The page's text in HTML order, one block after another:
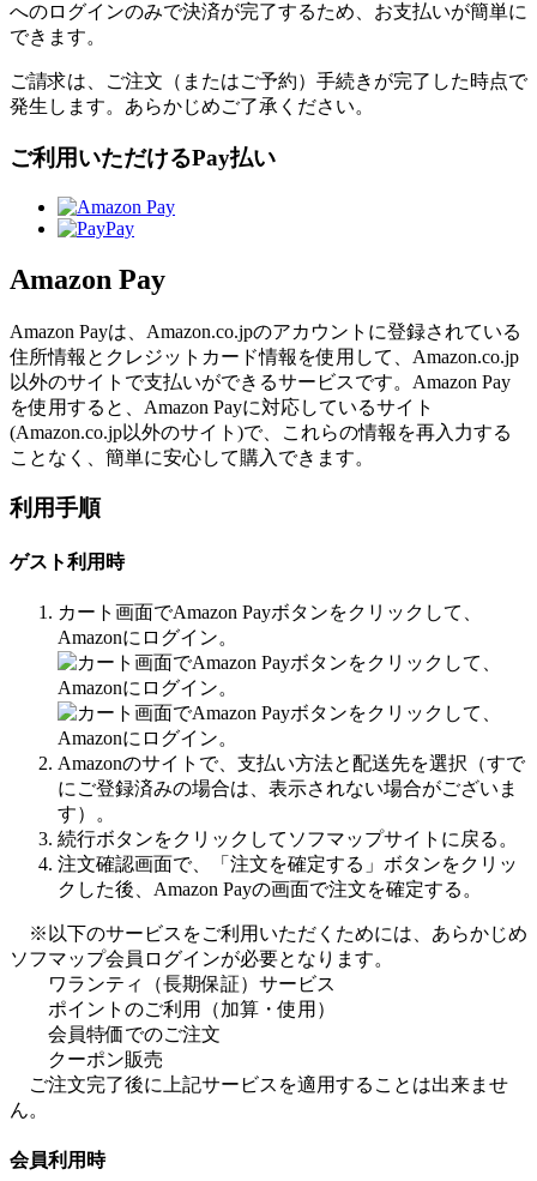
へのログインのみで決済が完了するため、お支払いが簡単に
できます。
ご請求は、ご注文（またはご予約）手続きが完了した時点で
発生します。あらかじめご了承ください。
ご利用いただけるPay払い
Amazon Pay
Amazon Payは、Amazon.co.jpのアカウントに登録されている
住所情報とクレジットカード情報を使用して、Amazon.co.jp
以外のサイトで支払いができるサービスです。Amazon Pay
を使用すると、Amazon Payに対応しているサイト
(Amazon.co.jp以外のサイト)で、これらの情報を再入力する
ことなく、簡単に安心して購入できます。
利用手順
ゲスト利用時
カート画面でAmazon Payボタンをクリックして、
Amazonにログイン。
Amazonのサイトで、支払い方法と配送先を選択（すで
にご登録済みの場合は、表示されない場合がございま
す）。
続行ボタンをクリックしてソフマップサイトに戻る。
注文確認画面で、「注文を確定する」ボタンをクリッ
クした後、Amazon Payの画面で注文を確定する。
※以下のサービスをご利用いただくためには、あらかじめ
ソフマップ会員ログインが必要となります。
ワランティ（長期保証）サービス
ポイントのご利用（加算・使用）
会員特価でのご注文
クーポン販売
ご注文完了後に上記サービスを適用することは出来ませ
ん。
会員利用時